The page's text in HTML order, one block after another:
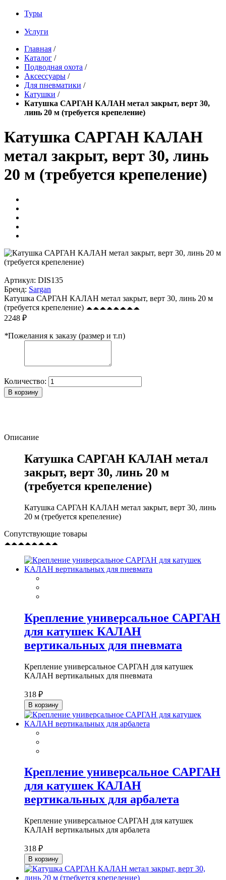
Туры
Услуги
Главная /
Каталог /
Подводная охота /
Аксессуары /
Для пневматики /
Катушки /
Катушка САРГАН КАЛАН метал закрыт, верт 30,
линь 20 м (требуется крепеление)
Катушка САРГАН КАЛАН
метал закрыт, верт 30, линь
20 м (требуется крепеление)
Артикул: DIS135
Бренд: Sargan
Катушка САРГАН КАЛАН метал закрыт, верт 30, линь 20 м
(требуется крепеление)
2248 ₽
*Пожелания к заказу (размер и т.п)
Количество:
В корзину
Описание
Катушка САРГАН КАЛАН метал
закрыт, верт 30, линь 20 м
(требуется крепеление)
Катушка САРГАН КАЛАН метал закрыт, верт 30, линь
20 м (требуется крепеление)
Сопутствующие товары
Крепление универсальное САРГАН
для катушек КАЛАН
вертикальных для пневмата
Крепление универсальное САРГАН для катушек
КАЛАН вертикальных для пневмата
318 ₽
В корзину
Крепление универсальное САРГАН
для катушек КАЛАН
вертикальных для арбалета
Крепление универсальное САРГАН для катушек
КАЛАН вертикальных для арбалета
318 ₽
В корзину